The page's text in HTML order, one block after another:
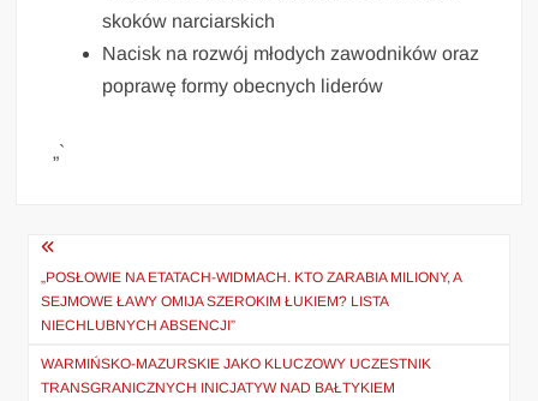
skoków narciarskich
Nacisk na rozwój młodych zawodników oraz
poprawę formy obecnych liderów
„`
Nawigacja
wpisu
„POSŁOWIE NA ETATACH-WIDMACH. KTO ZARABIA MILIONY, A
SEJMOWE ŁAWY OMIJA SZEROKIM ŁUKIEM? LISTA
NIECHLUBNYCH ABSENCJI”
WARMIŃSKO-MAZURSKIE JAKO KLUCZOWY UCZESTNIK
TRANSGRANICZNYCH INICJATYW NAD BAŁTYKIEM